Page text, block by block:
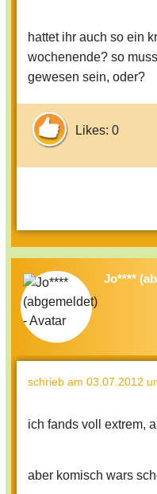
hattet ihr auch so ein
wochenende? so
gewesen sein, oder?
Likes: 0
Jo****
schrieb am 03.07.2012
ich fands voll extrem,
aber komisch wars